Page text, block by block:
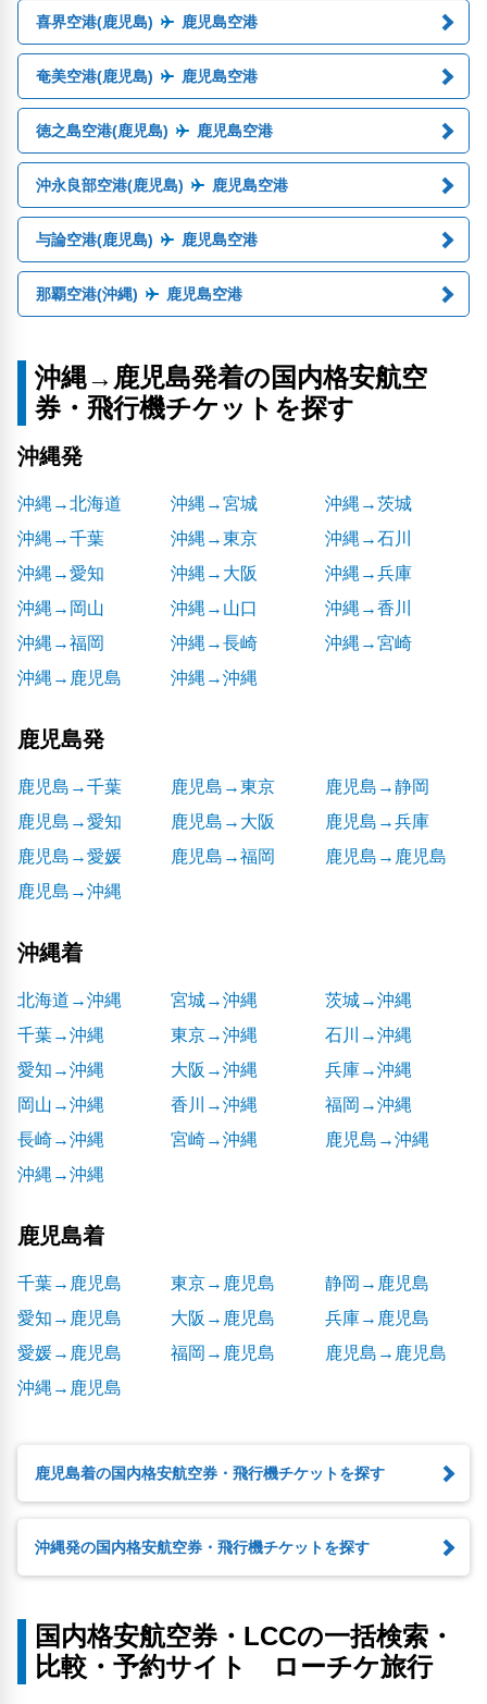
喜界空港(鹿児島) 鹿児島空港
奄美空港(鹿児島) 鹿児島空港
徳之島空港(鹿児島) 鹿児島空港
沖永良部空港(鹿児島) 鹿児島空港
与論空港(鹿児島) 鹿児島空港
那覇空港(沖縄) 鹿児島空港
沖縄→鹿児島発着の国内格安航空
券・飛行機チケットを探す
沖縄発
沖縄→北海道 沖縄→宮城
沖縄→茨城
沖縄→千葉
沖縄→東京
沖縄→石川
沖縄→愛知
沖縄→大阪
沖縄→兵庫
沖縄→岡山
沖縄→山口
沖縄→香川
沖縄→福岡
沖縄→長崎
沖縄→宮崎
沖縄→鹿児島
沖縄→沖縄
鹿児島発
鹿児島→千葉 鹿児島→東京
鹿児島→静岡
鹿児島→愛知
鹿児島→大阪
鹿児島→兵庫
鹿児島→愛媛
鹿児島→福岡
鹿児島→鹿児島
鹿児島→沖縄
沖縄着
北海道→沖縄 宮城→沖縄
茨城→沖縄
千葉→沖縄
東京→沖縄
石川→沖縄
愛知→沖縄
大阪→沖縄
兵庫→沖縄
岡山→沖縄
香川→沖縄
福岡→沖縄
長崎→沖縄
宮崎→沖縄
鹿児島→沖縄
沖縄→沖縄
鹿児島着
千葉→鹿児島 東京→鹿児島
静岡→鹿児島
愛知→鹿児島
大阪→鹿児島
兵庫→鹿児島
愛媛→鹿児島
福岡→鹿児島
鹿児島→鹿児島
沖縄→鹿児島
鹿児島着の国内格安航空券・飛行機チケットを探す
沖縄発の国内格安航空券・飛行機チケットを探す
国内格安航空券・LCCの一括検索・
比較・予約サイト ローチケ旅行